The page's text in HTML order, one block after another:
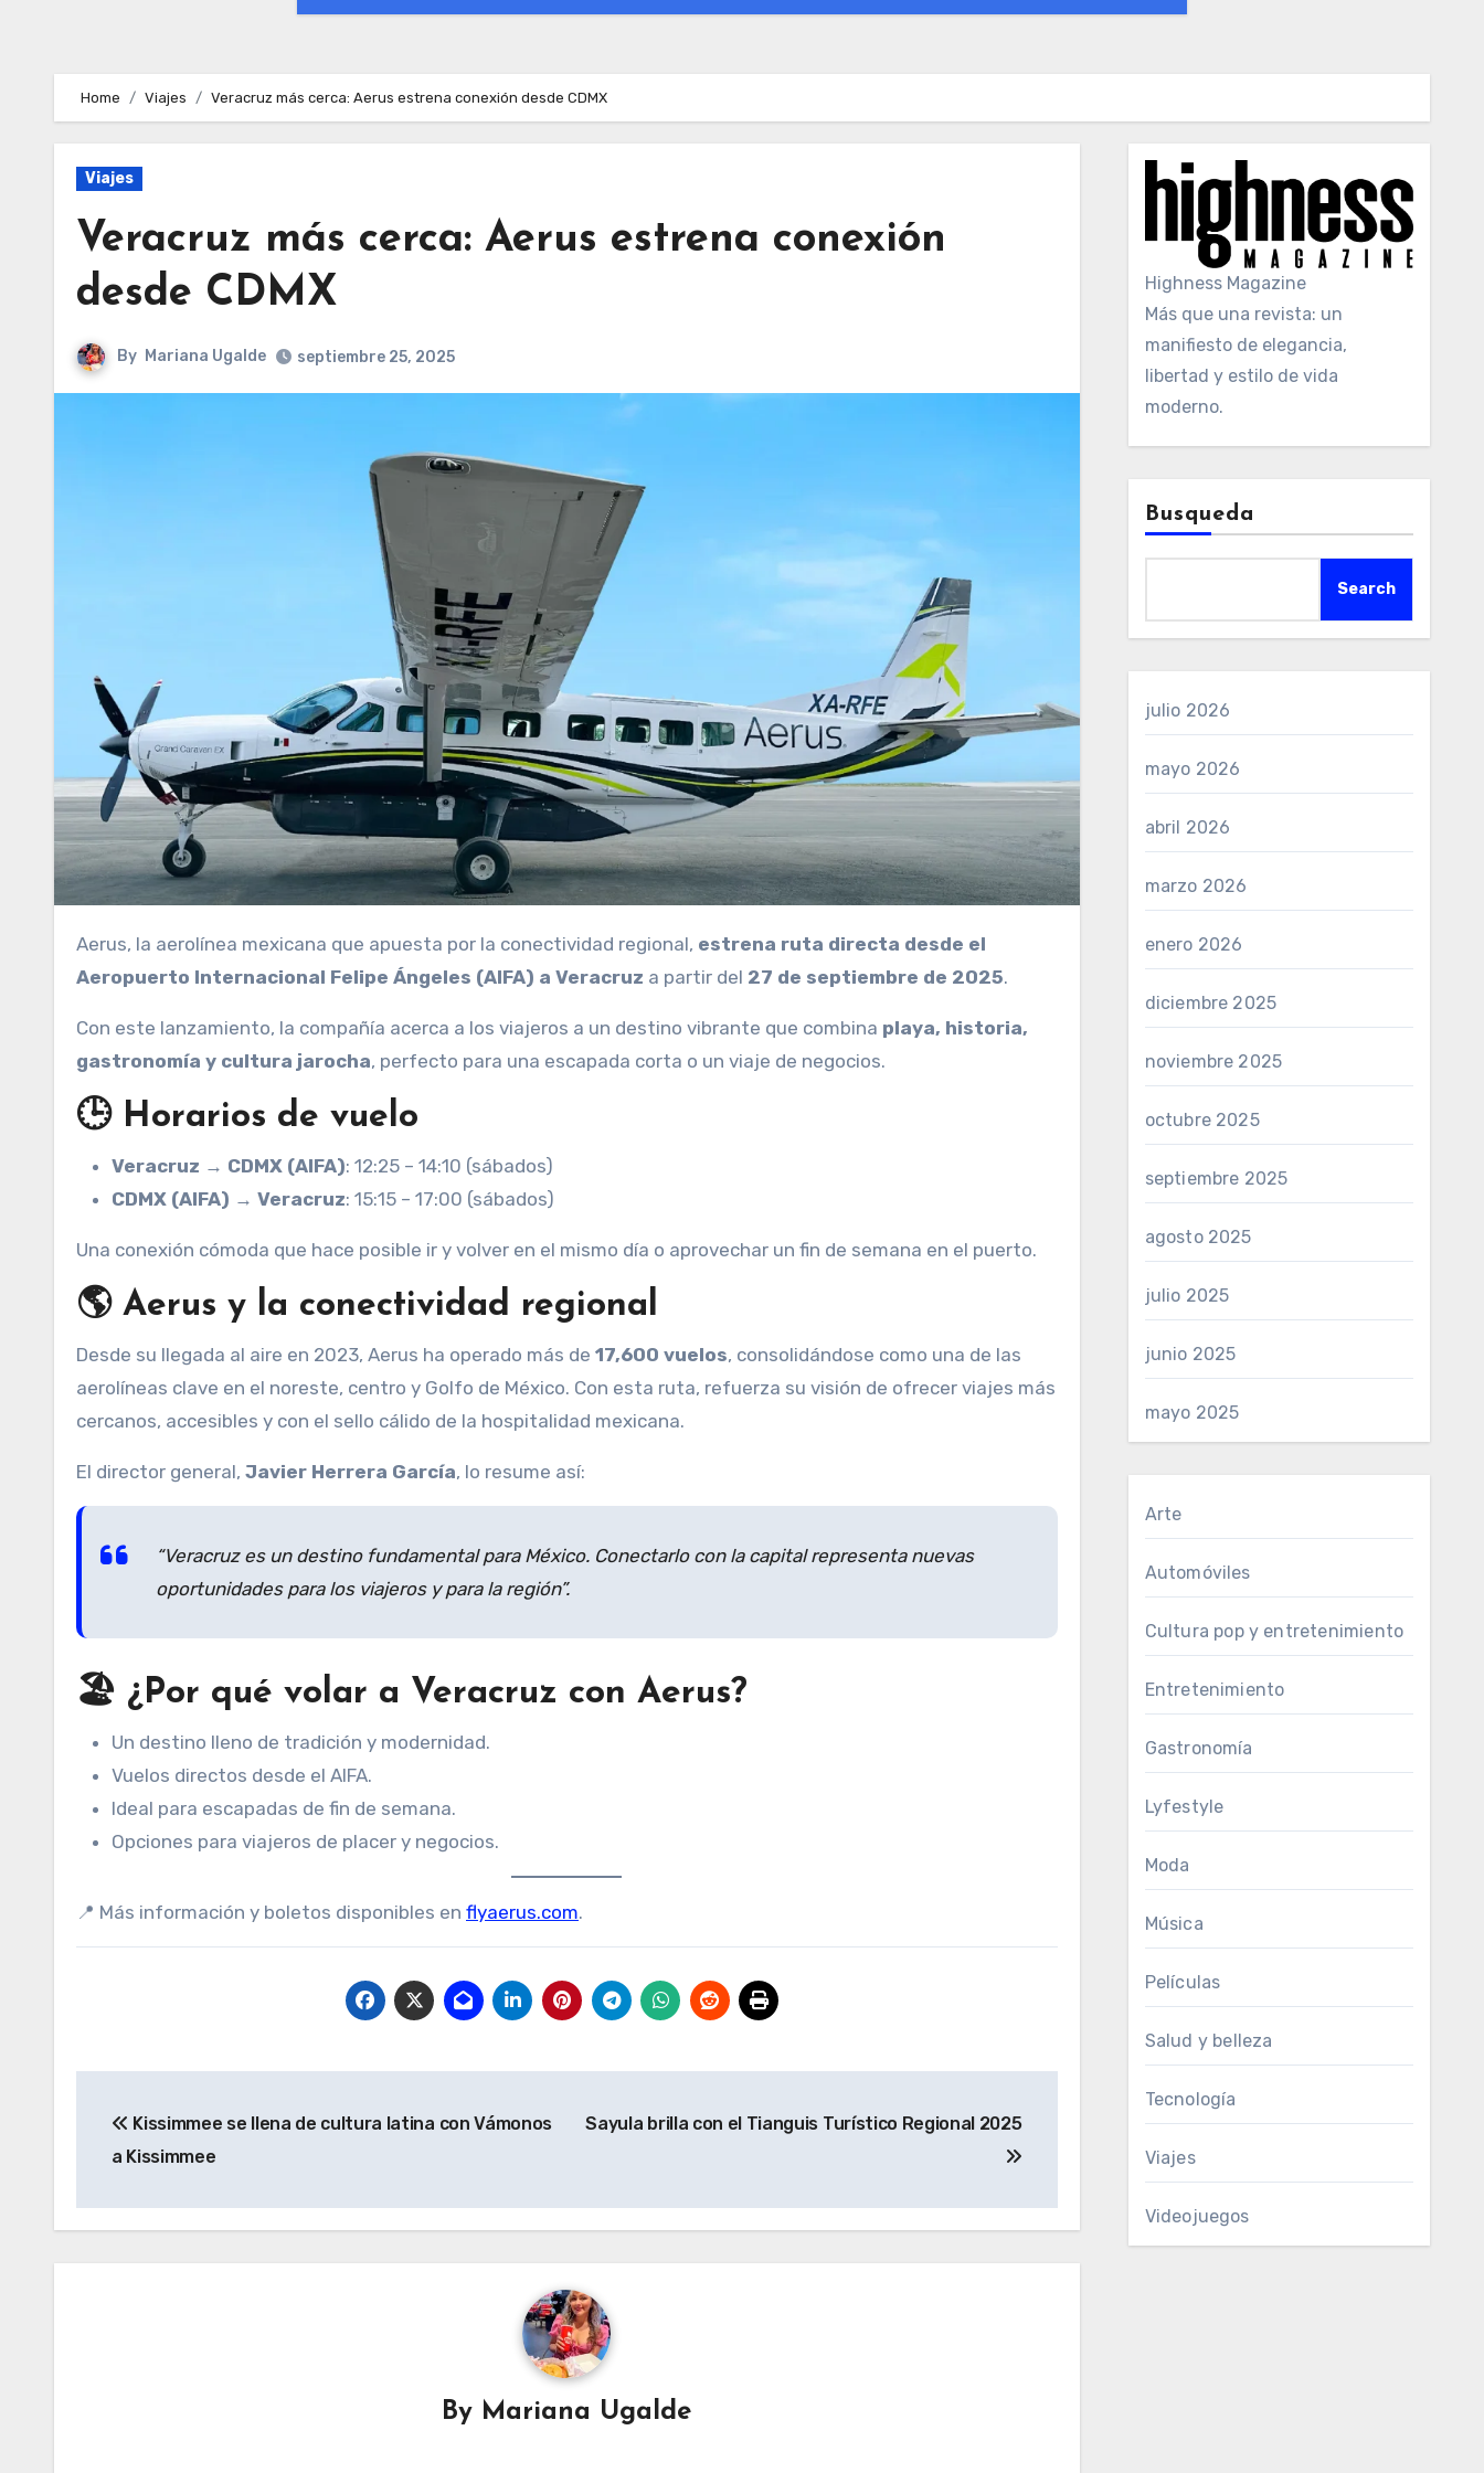
Home Viajes Veracruz más cerca: Aerus estrena conexión desde CDMX
Viajes
Veracruz más cerca: Aerus estrena conexión
desde CDMX
By Mariana Ugalde septiembre 25, 2025
Aerus, la aerolínea mexicana que apuesta por la conectividad regional, estrena ruta directa desde el
Aeropuerto Internacional Felipe Ángeles (AIFA) a Veracruz a partir del 27 de septiembre de 2025.
Con este lanzamiento, la compañía acerca a los viajeros a un destino vibrante que combina playa, historia,
gastronomía y cultura jarocha, perfecto para una escapada corta o un viaje de negocios.
🕒 Horarios de vuelo
Veracruz → CDMX (AIFA): 12:25 – 14:10 (sábados)
CDMX (AIFA) → Veracruz: 15:15 – 17:00 (sábados)
Una conexión cómoda que hace posible ir y volver en el mismo día o aprovechar un fin de semana en el puerto.
🌎 Aerus y la conectividad regional
Desde su llegada al aire en 2023, Aerus ha operado más de 17,600 vuelos, consolidándose como una de las
aerolíneas clave en el noreste, centro y Golfo de México. Con esta ruta, refuerza su visión de ofrecer viajes más
cercanos, accesibles y con el sello cálido de la hospitalidad mexicana.
El director general, Javier Herrera García, lo resume así:
“Veracruz es un destino fundamental para México. Conectarlo con la capital representa nuevas
oportunidades para los viajeros y para la región”.
🏖️ ¿Por qué volar a Veracruz con Aerus?
Un destino lleno de tradición y modernidad.
Vuelos directos desde el AIFA.
Ideal para escapadas de fin de semana.
Opciones para viajeros de placer y negocios.
📍 Más información y boletos disponibles en flyaerus.com.
de
Kissimmee se llena de cultura latina con Vámonos
a Kissimmee
Sayula brilla con el Tianguis Turístico Regional 2025
By Mariana Ugalde
Highness Magazine
Más que una revista: un
manifiesto de elegancia,
libertad y estilo de vida
moderno.
Busqueda
Search
julio 2026
mayo 2026
abril 2026
marzo 2026
enero 2026
diciembre 2025
noviembre 2025
octubre 2025
septiembre 2025
agosto 2025
julio 2025
junio 2025
mayo 2025
Arte
Automóviles
Cultura pop y entretenimiento
Entretenimiento
Gastronomía
Lyfestyle
Moda
Música
Películas
Salud y belleza
Tecnología
Viajes
Videojuegos